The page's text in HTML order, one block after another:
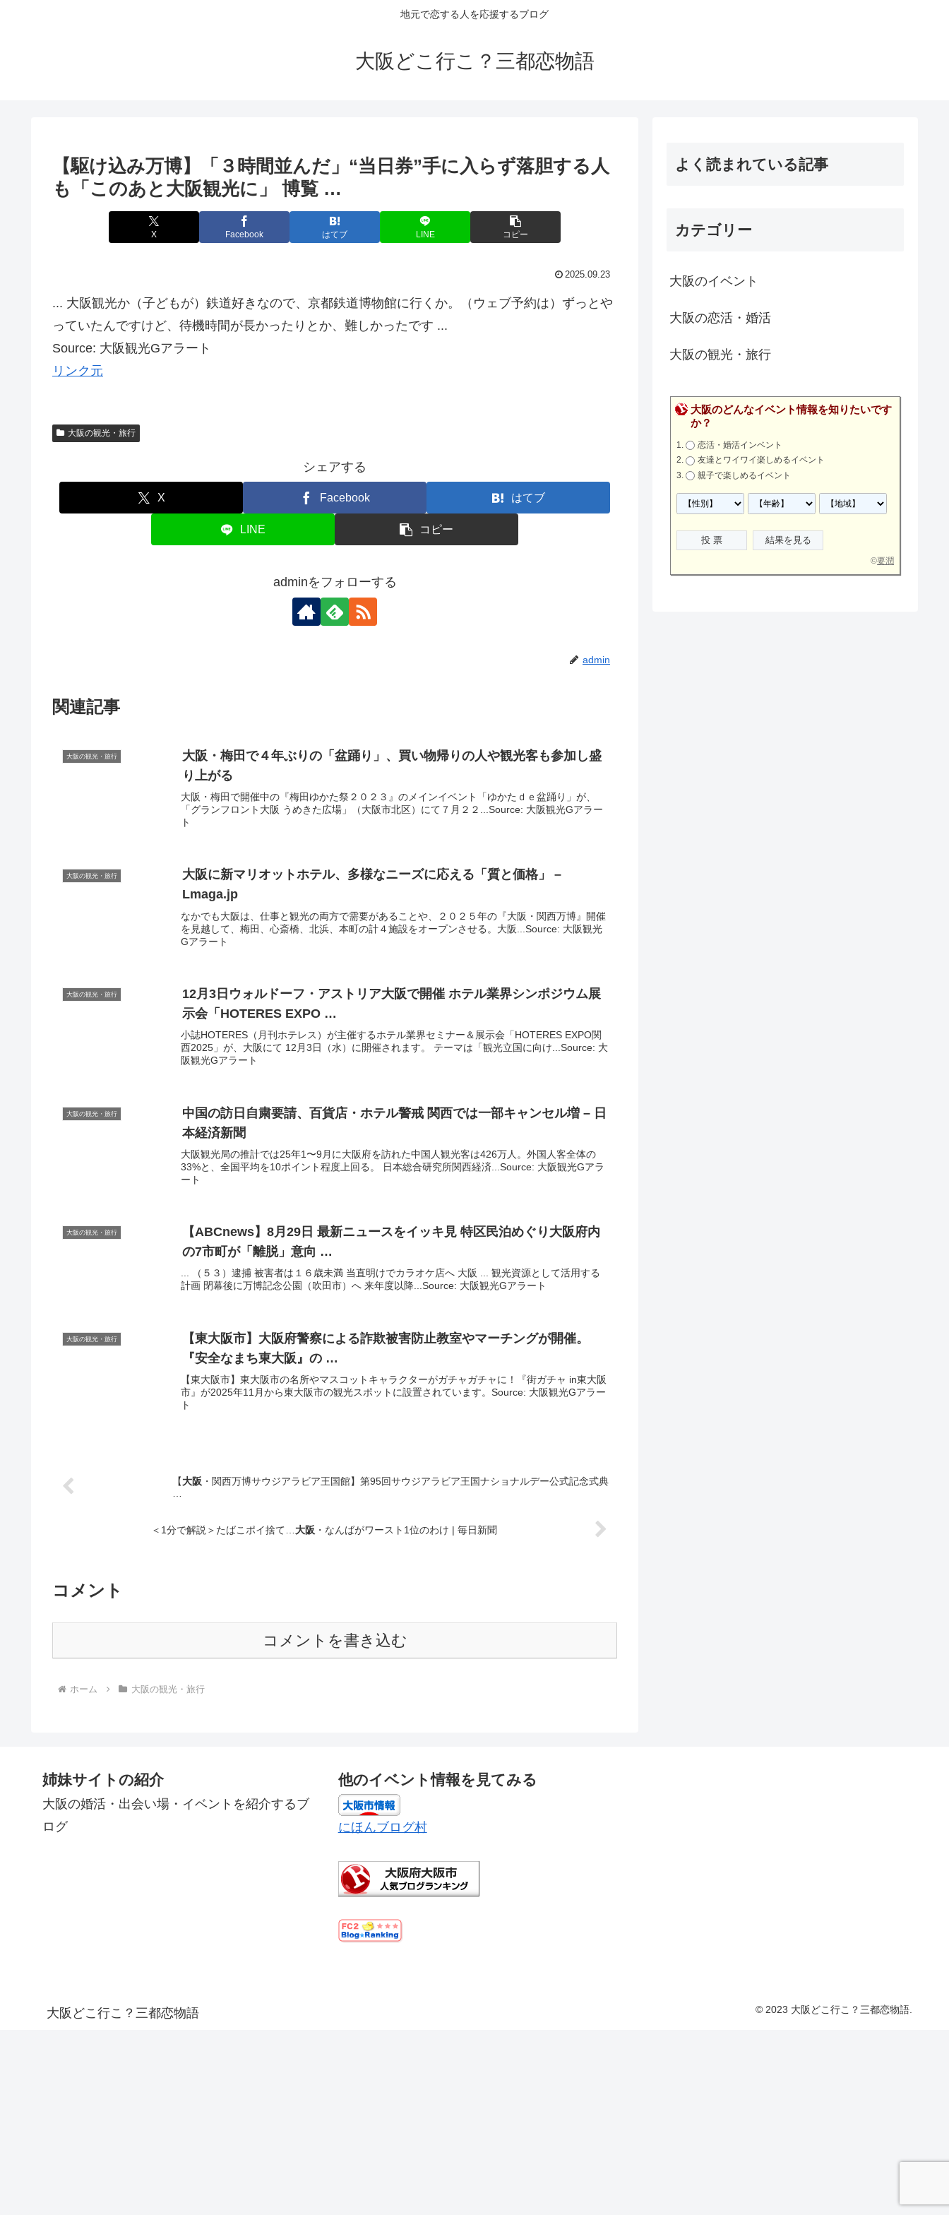
地元で恋する人を応援するブログ
大阪どこ行こ？三都恋物語
【駆け込み万博】「３時間並んだ」“当日券”手に入らず落胆する人
も「このあと 大阪観光に」 博覧 …
X Facebook はてブ LINE コピー
2025.09.23
... 大阪観光か（子どもが）鉄道好きなので、京都鉄道博物館に行くか。（ウェブ予約は）ずっとや
っていたんですけど、待機時間が長かったりとか、難しかったです ...
Source: 大阪観光Gアラート
リンク元
大阪の観光・旅行
シェアする
X Facebook はてブ
LINE コピー
adminをフォローする
admin
関連記事
大阪の観光・旅行 大阪 ・梅田で４年ぶりの「盆踊り」、買い物帰りの人や観光客も参加し盛
り上がる
大阪・梅田で開催中の『梅田ゆかた祭２０２３』のメインイベント「ゆかたｄｅ盆踊り」が、
「グランフロント大阪 うめきた広場」（大阪市北区）にて７月２２...Source: 大阪観光Gアラー
ト
大阪の観光・旅行 大阪に新マリオットホテル、多様なニーズに応える「質と価格」 –
Lmaga.jp
なかでも大阪は、仕事と観光の両方で需要があることや、２０２５年の『大阪・関西万博』開催
を見越して、梅田、心斎橋、北浜、本町の計４施設をオープンさせる。大阪...Source: 大阪観光
Gアラート
大阪の観光・旅行 12月3日ウォルドーフ・アストリア大阪で開催 ホテル業界シンポジウム展
示会「HOTERES EXPO …
小誌HOTERES（月刊ホテレス）が主催するホテル業界セミナー＆展示会「HOTERES EXPO関
西2025」が、大阪にて 12月3日（水）に開催されます。 テーマは「観光立国に向け...Source: 大
阪観光Gアラート
大阪の観光・旅行
中国の訪日自粛要請、百貨店・ホテル警戒 関西では一部キャンセル増 – 日
本経済新聞
大阪観光局の推計では25年1〜9月に大阪府を訪れた中国人観光客は426万人。外国人客全体の
33%と、全国平均を10ポイント程度上回る。 日本総合研究所関西経済...Source: 大阪観光Gアラ
ート
大阪の観光・旅行 【ABCnews】8月29日 最新ニュースをイッキ見 特区民泊めぐり 大阪府内
の7市町が「離脱」意向 …
... （５３）逮捕 被害者は１６歳未満 当直明けでカラオケ店へ 大阪 ... 観光資源として活用する
計画 閉幕後に万博記念公園（吹田市）へ 来年度以降...Source: 大阪観光Gアラート
大阪の観光・旅行 【東大阪市】 大阪府警察による詐欺被害防止教室やマーチングが開催。
『安全なまち東大阪 』の …
【東大阪市】東大阪市の名所やマスコットキャラクターがガチャガチャに！『街ガチャ in東大阪
市』が2025年11月から東大阪市の観光スポットに設置されています。Source: 大阪観光Gアラー
ト
【大阪 ・関西万博サウジアラビア王国館】第95回サウジアラビア王国ナショナルデー公式記念式典
＜1分で解説＞たばこポイ捨て… 大阪 ・なんばがワースト1位のわけ | 毎日新聞
コメント
コメントを書き込む
ホーム 大阪の観光・旅行
よく読まれている記事
カテゴリー
大阪のイベント
大阪の恋活・婚活
大阪の観光・旅行
大阪のどんなイベント情報を知りたいです
か？
恋活・婚活インベント
友達とワイワイ楽しめるイベント
親子で楽しめるイベント
©要潤
姉妹サイトの紹介
大阪の婚活・出会い場・イベントを紹介するブ
ログ
他のイベント情報を見てみる
にほんブログ村
大阪どこ行こ？三都恋物語 © 2023 大阪どこ行こ？三都恋物語.